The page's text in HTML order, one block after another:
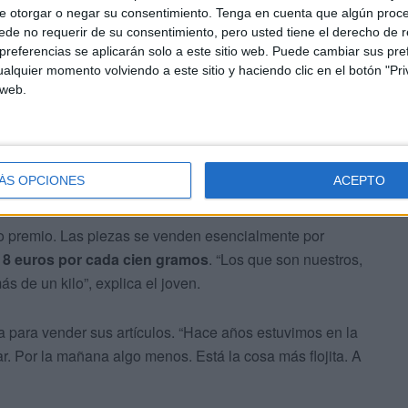
otorgar o negar su consentimiento. Tenga en cuenta que algún
no requerir de su consentimiento, pero usted tiene el derecho de
se aplicarán solo a este sitio web. Puede cambiar sus
momento volviendo a este sitio y haciendo clic en el botón
OPCIONES ACEPTO
los curiosos que se asoman al puesto. A la derecha
familiar. A la izquierda, están los que proceden de
tienen un sabor que aportar al paladar. La
a los derivados de cabra.
Las piezas se venden esencialmente por
euros por cada cien gramos. “Los que son nuestros,
de un kilo”, explica el joven.
vender sus artículos. “Hace años estuvimos en la
Por la mañana algo menos. Está la cosa más flojita. A